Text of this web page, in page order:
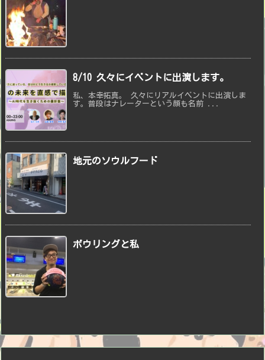
8/10 久々にイベントに出演します。
私、本幸拓真。 久々にリアルイベントに出演しま
す。普段はナレーターという顔も名前 ...
地元のソウルフード
ボウリングと私